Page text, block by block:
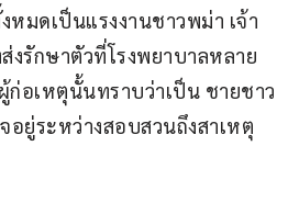
มดเป็นแรงงานชาวพม่า เจ้า
งรักษาตัวที่โรงพยาบาลหลาย
ก่อเหตุนั้นทราบว่าเป็น ชายชาว
อยู่ระหว่างสอบสวนถึงสาเหตุ